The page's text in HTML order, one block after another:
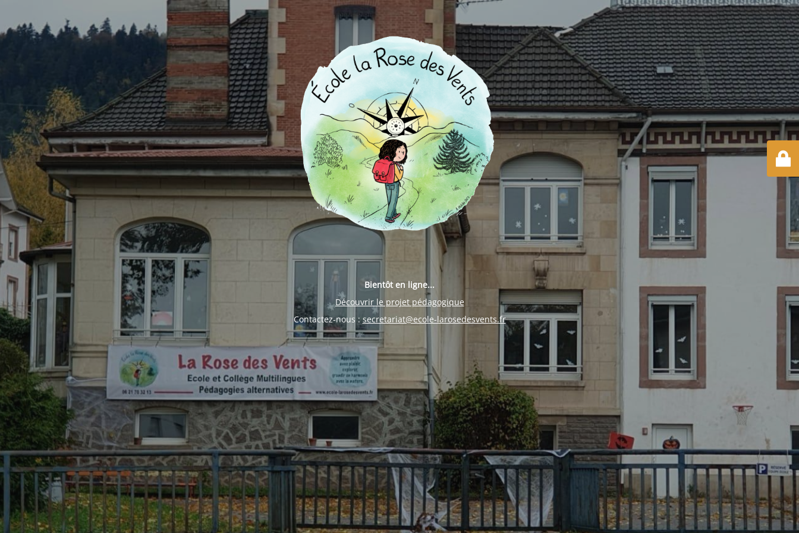
Bientôt en ligne...
Découvrir le projet pédagogique
Contactez-nous :secretariat@ecole-larosedesvents.fr